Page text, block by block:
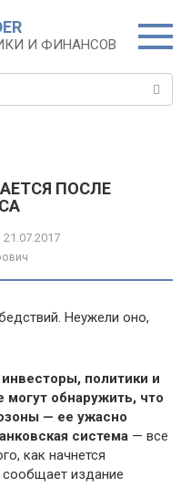
И ФИНАНСОВ
ПОСЛЕ
21.07.2017
Неужели оно,
инвесторы, политики и
обнаружить, что
— ее ужасно
система — все
как начнется
сообщает издание